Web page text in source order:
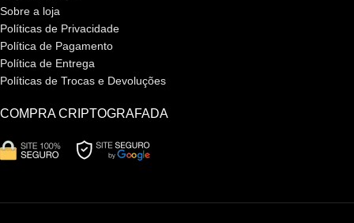
Sobre a loja
Políticas de Privacidade
Política de Pagamento
Política de Entrega
Políticas de Trocas e Devoluções
COMPRA CRIPTOGRAFADA